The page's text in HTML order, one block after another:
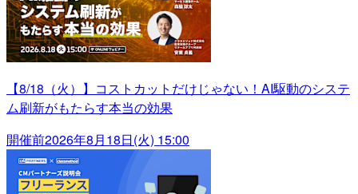
【8/18（火）】コストカットだけじゃない！AI駆動のシステ
ム刷新がもたらす本当の効果
開催前2026年8月18日(火) 15:00